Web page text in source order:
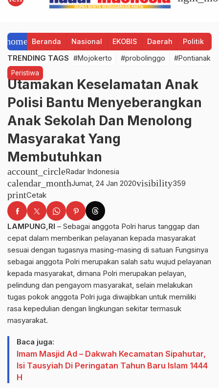
home Beranda Nasional EKOBIS Daerah Politik
TRENDING TAGS #Mojokerto #probolinggo #Pontianak
Peristiwa
Utamakan Keselamatan Anak
Polisi Bantu Menyeberangkan
Anak Sekolah Dan Menolong
Masyarakat Yang
Membutuhkan
account_circleRadar Indonesia
calendar_monthJumat, 24 Jan 2020visibility359
printCetak
LAMPUNG,RI – Sebagai anggota Polri harus tanggap dan
cepat dalam memberikan pelayanan kepada masyarakat
sesuai dengan tugasnya masing-masing di satuan Fungsinya
sebagai anggota Polri merupakan salah satu wujud pelayanan
kepada masyarakat, dimana Polri merupakan pelayan,
pelindung dan pengayom masyarakat, selain melakukan
tugas pokok anggota Polri juga diwajibkan untuk memiliki
rasa kepedulian dengan lingkungan sekitar termasuk
masyarakat.
Baca juga:
Imam Masjid Ad – Dakwah Kecamatan Sipahutar,
Isi Tausyiah Di Peringatan Tahun Baru Islam 1444
H